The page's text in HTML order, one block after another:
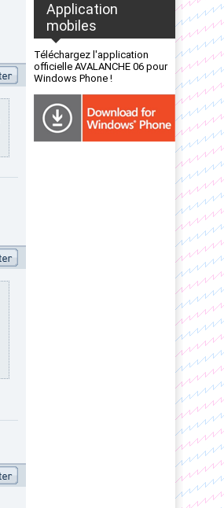
Application
mobiles
Téléchargez l'application
officielle AVALANCHE 06 pour
Windows Phone !